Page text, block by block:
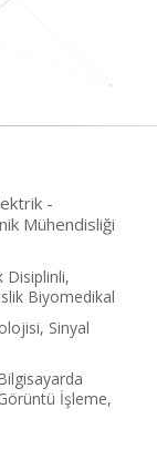
-
Mühendisliği
Disiplinli,
Biyomedikal
Sinyal
İşleme,